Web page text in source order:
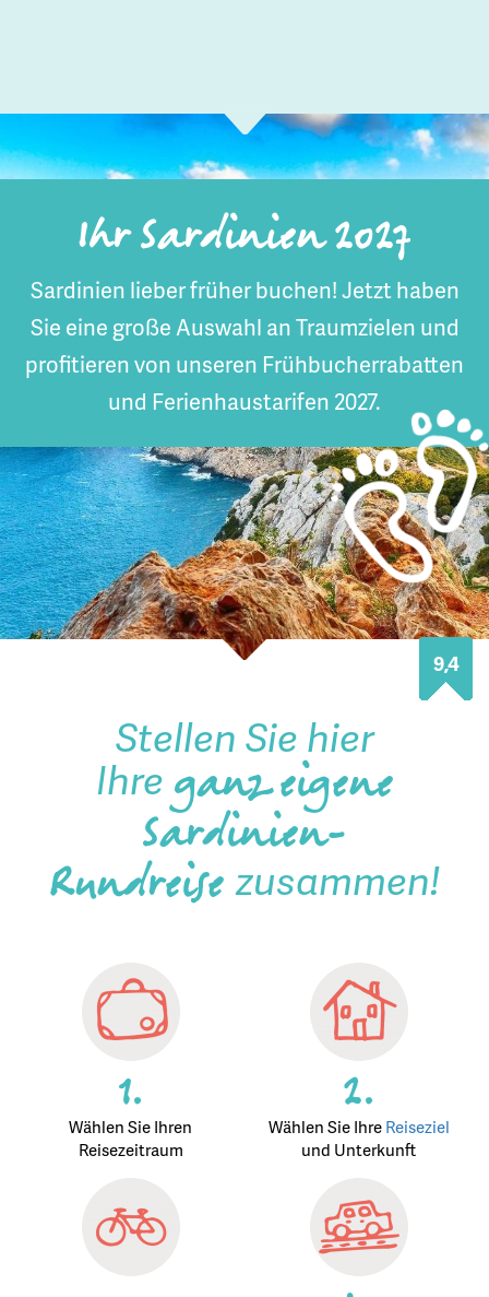
Ihr Sardinien 2027
Sardinien lieber früher buchen! Jetzt haben
Sie eine große Auswahl an Traumzielen und
profitieren von unseren Frühbucherrabatten
und Ferienhaustarifen 2027.
Stellen Sie hier
Ihre ganz eigene
Sardinien-
Rundreise zusammen!
1.
Wählen Sie Ihren
Reisezeitraum
2.
Wählen Sie IhreReiseziel
und Unterkunft
9,4